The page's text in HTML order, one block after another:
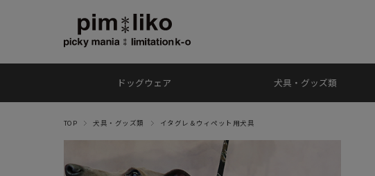
ドッグウェア 犬具・グッズ類
TOP 犬具・グッズ類 イタグレ＆ウィペット用犬具